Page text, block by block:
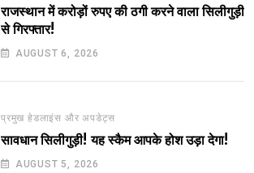
राजस्थान में करोड़ों रुपए की ठगी करने वाला सिलीगुड़ी
से गिरफ्तार!
AUGUST 6, 2026
प्रमुख हेडलाइंस और अपडेट्स
सावधान सिलीगुड़ी! यह स्कैम आपके होश उड़ा देगा!
AUGUST 5, 2026